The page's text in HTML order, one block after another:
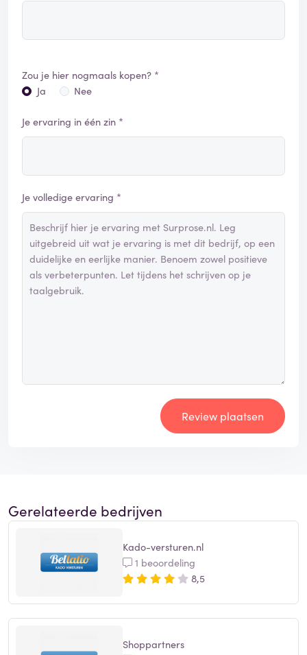
Zou je hier nogmaals kopen? *
Ja
Nee
Je ervaring in één zin *
Je volledige ervaring *
Review plaatsen
Gerelateerde bedrijven
Kado-versturen.nl
1 beoordeling
8,5
Shoppartners